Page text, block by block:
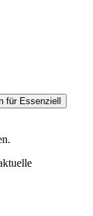
für Essenziell